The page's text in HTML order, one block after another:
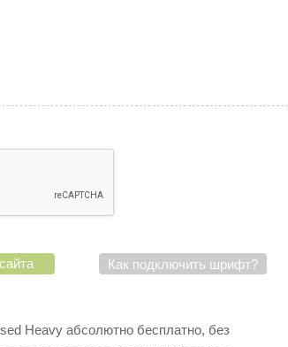
Как подключить шрифт?
Heavy абсолютно бесплатно, без